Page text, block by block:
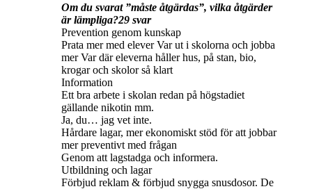
Om du svarat ”måste åtgärdas”, vilka åtgärder
är lämpliga?29 svar
Prevention genom kunskap
Prata mer med elever Var ut i skolorna och jobba
mer Var där eleverna håller hus, på stan, bio,
krogar och skolor så klart
Information
Ett bra arbete i skolan redan på högstadiet
gällande nikotin mm.
Ja, du… jag vet inte.
Hårdare lagar, mer ekonomiskt stöd för att jobbar
mer preventivt med frågan
Genom att lagstadga och informera.
Utbildning och lagar
Förbjud reklam & förbjud snygga snusdosor. De